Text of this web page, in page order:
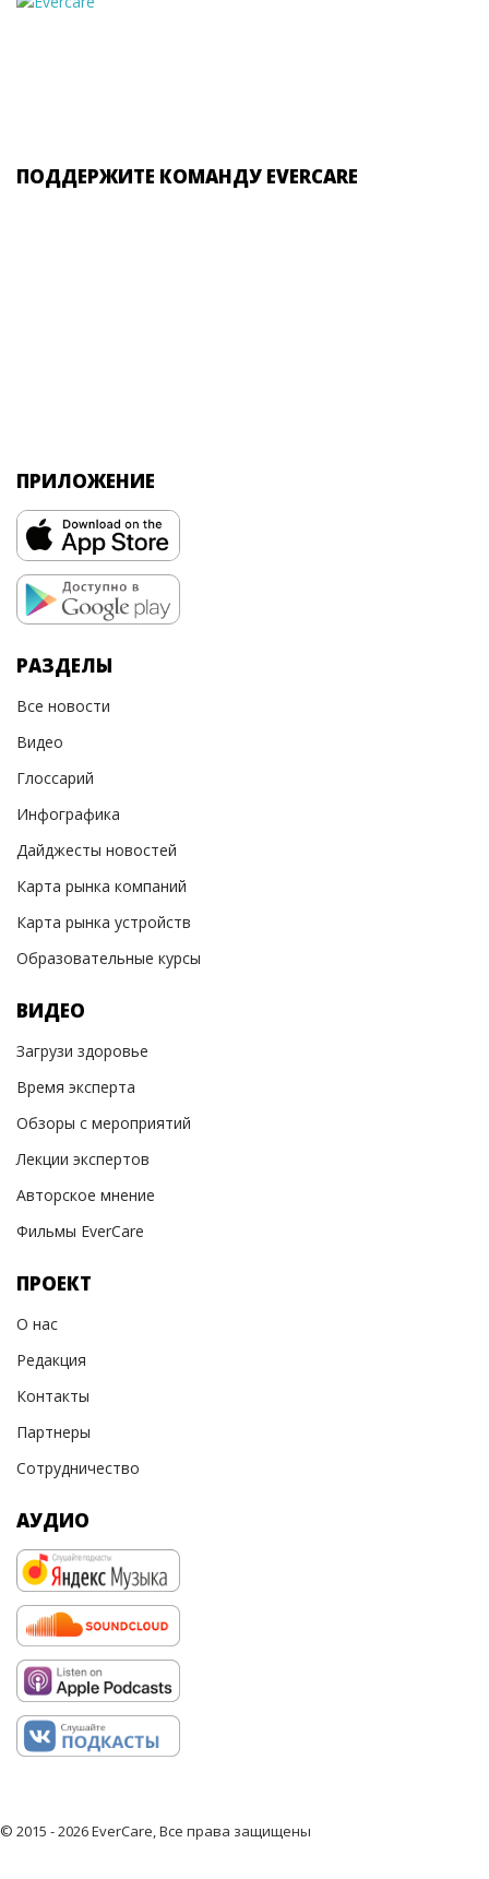
ПОДДЕРЖИТЕ КОМАНДУ EVERCARE
ПРИЛОЖЕНИЕ
РАЗДЕЛЫ
Все новости
Видео
Глоссарий
Инфографика
Дайджесты новостей
Карта рынка компаний
Карта рынка устройств
Образовательные курсы
ВИДЕО
Загрузи здоровье
Время эксперта
Обзоры с мероприятий
Лекции экспертов
Авторское мнение
Фильмы EverCare
ПРОЕКТ
О нас
Редакция
Контакты
Партнеры
Сотрудничество
АУДИО
© 2015 - 2026 EverCare, Все права защищены